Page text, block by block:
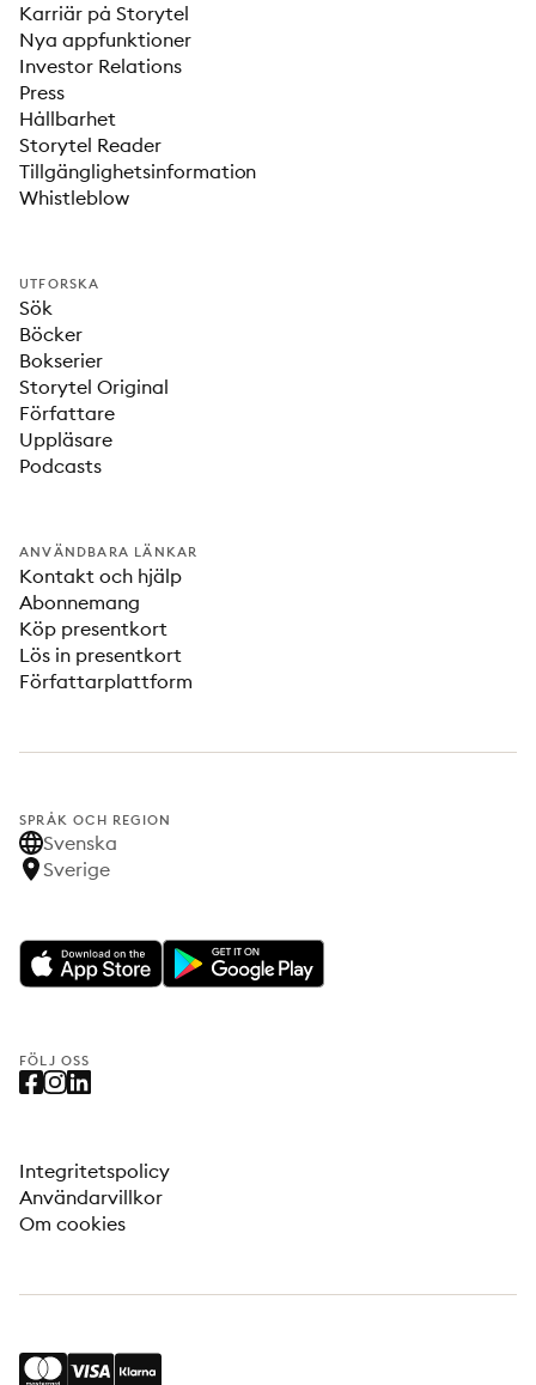
Karriär på Storytel
Nya appfunktioner
Investor Relations
Press
Hållbarhet
Storytel Reader
Tillgänglighetsinformation
Whistleblow
UTFORSKA
Sök
Böcker
Bokserier
Storytel Original
Författare
Uppläsare
Podcasts
ANVÄNDBARA LÄNKAR
Kontakt och hjälp
Abonnemang
Köp presentkort
Lös in presentkort
Författarplattform
SPRÅK OCH REGION
Svenska
Sverige
FÖLJ OSS
Integritetspolicy
Användarvillkor
Om cookies